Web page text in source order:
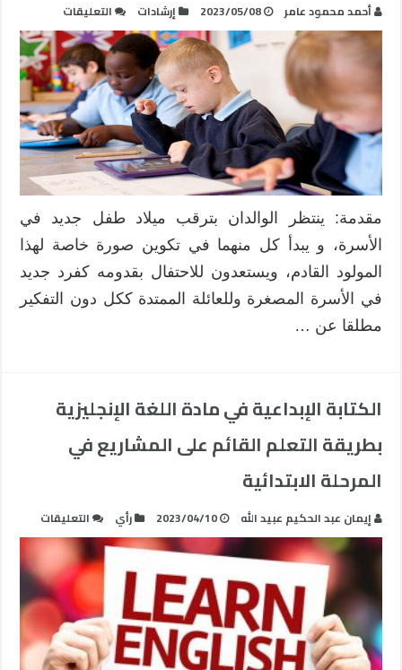
أحمد محمود عامر 2023/05/08 إرشادات التعليقات
تنمية
بعض
المهارات
الحياتية
الإلكترونية
لذوي
الاحتياجات
الخاصة
باستخدام
بيئات
التعلم
التكيفية
مغلقة
مقدمة: ينتظر الوالدان بترقب ميلاد طفل جديد في
الأسرة، و يبدأ كل منهما في تكوين صورة خاصة لهذا
المولود القادم، ويستعدون للاحتفال بقدومه كفرد جديد
في الأسرة المصغرة وللعائلة الممتدة ككل دون التفكير
مطلقا عن …
الكتابة الإبداعية في مادة اللغة الإنجليزية
بطريقة التعلم القائم على المشاريع في
المرحلة الابتدائية
إيمان عبد الحكيم عبيد الله 2023/04/10 رأي التعليقات
الكتابة
في
مادة
اللغة